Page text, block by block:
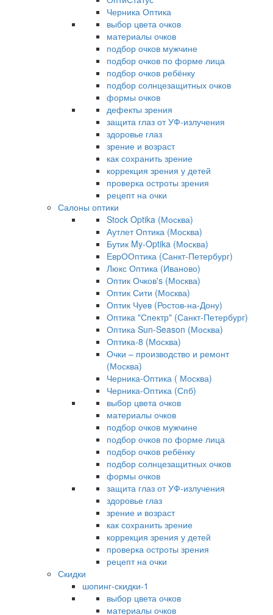
Черника Оптика
выбор цвета очков
материалы очков
подбор очков мужчине
подбор очков по форме лица
подбор очков ребёнку
подбор солнцезащитных очков
формы очков
дефекты зрения
защита глаз от УФ-излучения
здоровье глаз
зрение и возраст
как сохранить зрение
коррекция зрения у детей
проверка остроты зрения
рецепт на очки
Салоны оптики
Stock Optika (Москва)
Аутлет Оптика (Москва)
Бутик My-Optika (Москва)
ЕврООптика (Санкт-Петербург)
Люкс Оптика (Иваново)
Оптик Очков's (Москва)
Оптик Сити (Москва)
Оптик Чуев (Ростов-на-Дону)
Оптика "Спектр" (Санкт-Петербург)
Оптика Sun-Season (Москва)
Оптика-8 (Москва)
Очки – производство и ремонт
(Москва)
Черника-Оптика ( Москва)
Черника-Оптика (Спб)
выбор цвета очков
материалы очков
подбор очков мужчине
подбор очков по форме лица
подбор очков ребёнку
подбор солнцезащитных очков
формы очков
защита глаз от УФ-излучения
здоровье глаз
зрение и возраст
как сохранить зрение
коррекция зрения у детей
проверка остроты зрения
рецепт на очки
Скидки
шопинг-скидки-1
выбор цвета очков
материалы очков